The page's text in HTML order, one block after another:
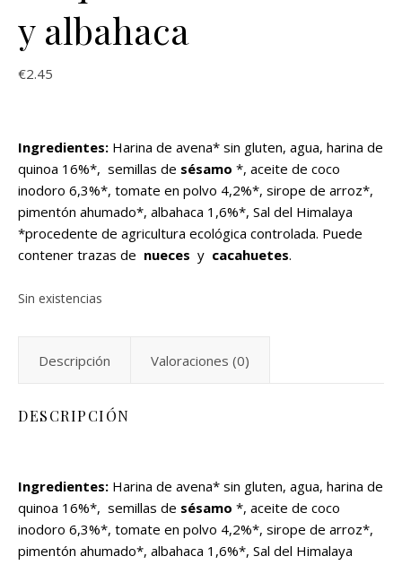
y albahaca
€2.45
Ingredientes: Harina de avena* sin gluten, agua, harina de
quinoa 16%*, semillas de sésamo *, aceite de coco
inodoro 6,3%*, tomate en polvo 4,2%*, sirope de arroz*,
pimentón ahumado*, albahaca 1,6%*, Sal del Himalaya
*procedente de agricultura ecológica controlada. Puede
contener trazas de nueces y cacahuetes.
Sin existencias
Descripción Valoraciones (0)
DESCRIPCIÓN
Ingredientes: Harina de avena* sin gluten, agua, harina de
quinoa 16%*, semillas de sésamo *, aceite de coco
inodoro 6,3%*, tomate en polvo 4,2%*, sirope de arroz*,
pimentón ahumado*, albahaca 1,6%*, Sal del Himalaya